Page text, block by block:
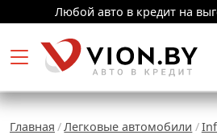
Любой авто в кредит на
Главная Легковые автомобили